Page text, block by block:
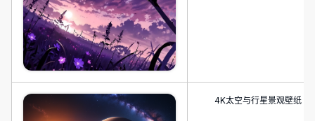
4K太空与行星景观壁纸